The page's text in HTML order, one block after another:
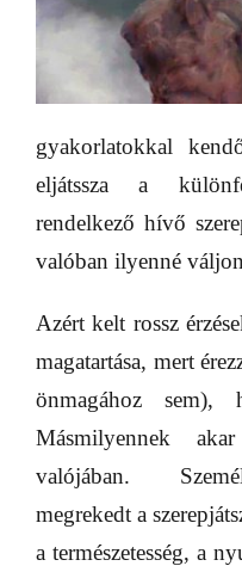
gyakorlatokkal
eljátssza a
rendelkező hívő
valóban ilyenné
Azért kelt rossz
magatartása, mert
önmagához sem),
Másmilyennek
valójában.
megrekedt a
a természetesség, a